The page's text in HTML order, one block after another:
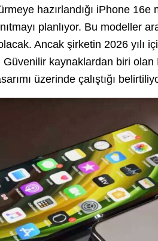
hazırlandığı iPhone
planlıyor. Bu modeller
Ancak şirketin 2026 yılı
Güvenilir kaynaklardan biri olan
üzerinde çalıştığı